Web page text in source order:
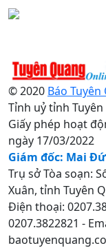
© 2020 Báo
Tỉnh uỷ tỉnh
Giấy phép hoạt
ngày 17/03/2022
Giám đốc: Mai
Trụ sở Tòa soạn:
Xuân, tỉnh Tuyên
Điện thoại:
0207.3822821 -